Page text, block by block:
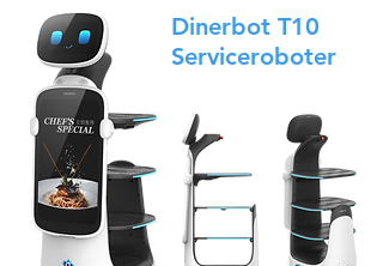
Dinerbot T10
Serviceroboter